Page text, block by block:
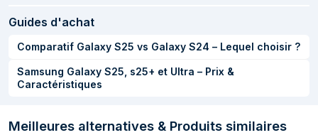
Densité en pixels
Coins d'écran
Oui
Processeur
Famille de
Qualcomm Snapdragon
Guides d'achat
Comparatif Galaxy S25 vs Galaxy S24 – Lequel choisir ?
Samsung Galaxy S25, s25+ et Ultra – Prix &
Caractéristiques
Meilleures alternatives & Produits similaires